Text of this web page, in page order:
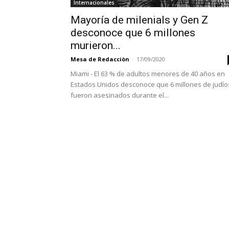
Internacionales
Mayoría de milenials y Gen Z
desconoce que 6 millones
murieron...
Mesa de Redacciòn - 17/09/2020
Miami - El 63 % de adultos menores de 40 años en
Estados Unidos desconoce que 6 millones de
fueron asesinados durante el...